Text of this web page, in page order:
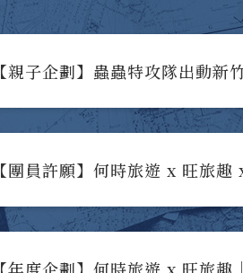
【親子企劃】蟲蟲特攻隊出動
【團員許願】何時旅遊 x 旺旅趣